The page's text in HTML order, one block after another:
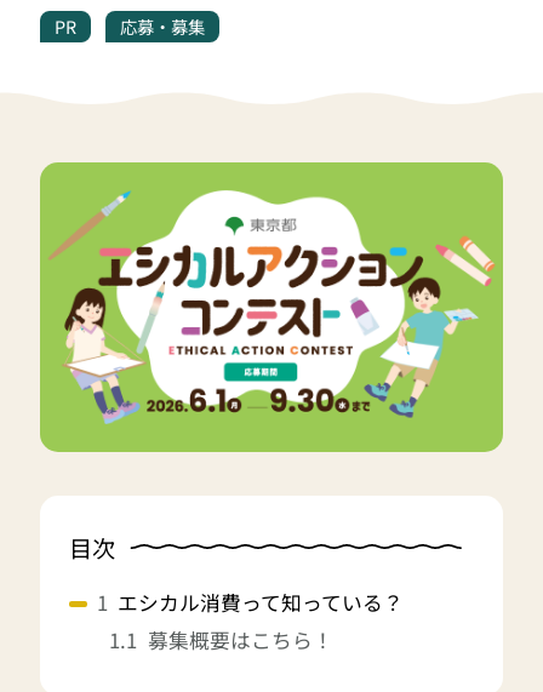
PR 応募・募集
目次
エシカル消費って知っている？
募集概要はこちら！